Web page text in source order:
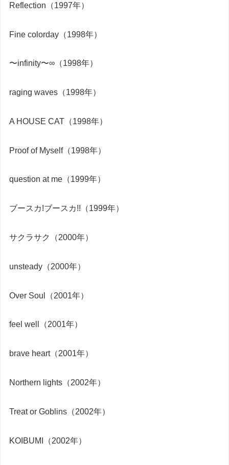
Reflection（1997年）
Fine colorday（1998年）
〜infinity〜∞（1998年）
raging waves（1998年）
A HOUSE CAT（1998年）
Proof of Myself（1998年）
question at me（1999年）
ブースカ!ブースカ!!（1999年）
サクラサク（2000年）
unsteady（2000年）
Over Soul（2001年）
feel well（2001年）
brave heart（2001年）
Northern lights（2002年）
Treat or Goblins（2002年）
KOIBUMI（2002年）